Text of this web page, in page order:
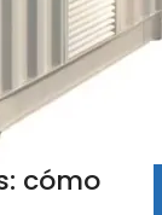
cómo